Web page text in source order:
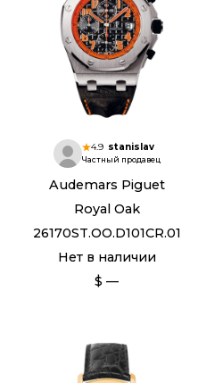
4.9 stanislav
Частный продавец
Audemars Piguet
Royal Oak
26170ST.OO.D101CR.01
Нет в наличии
$ —